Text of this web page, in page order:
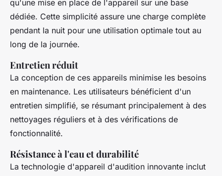
qu'une mise en place de l'appareil sur une base
dédiée. Cette simplicité assure une charge complète
pendant la nuit pour une utilisation optimale tout au
long de la journée.
Entretien réduit
La conception de ces appareils minimise les besoins
en maintenance. Les utilisateurs bénéficient d'un
entretien simplifié, se résumant principalement à des
nettoyages réguliers et à des vérifications de
fonctionnalité.
Résistance à l'eau et durabilité
La technologie d'appareil d'audition innovante inclut